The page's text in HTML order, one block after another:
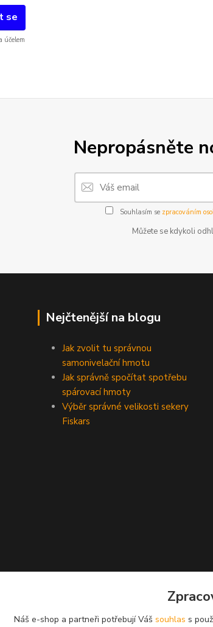
se
účelem
Nepropásněte
Souhlasím se zpracováním
Můžete se kdykoli
Nejčtenější na blogu
Jak zvolit tu správnou
samonivelační hmotu
Jak správně spočítat spotřebu
spárovací hmoty
Výběr správné velikosti sekery
Fiskars
Náš e-shop a partneři potřebují Váš souhlas s